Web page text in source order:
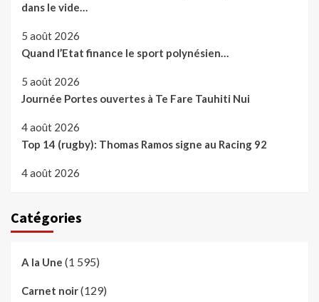
dans le vide…
5 août 2026
Quand l’Etat finance le sport polynésien…
5 août 2026
Journée Portes ouvertes à Te Fare Tauhiti Nui
4 août 2026
Top 14 (rugby): Thomas Ramos signe au Racing 92
4 août 2026
Catégories
A la Une (1 595)
Carnet noir(129)